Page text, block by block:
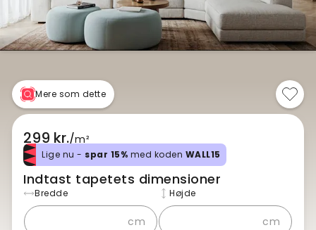
Mere som dette
299 kr./m²
Lige nu - spar 15% med koden WALL15
Indtast tapetets dimensioner
Bredde
cm
Højde
cm